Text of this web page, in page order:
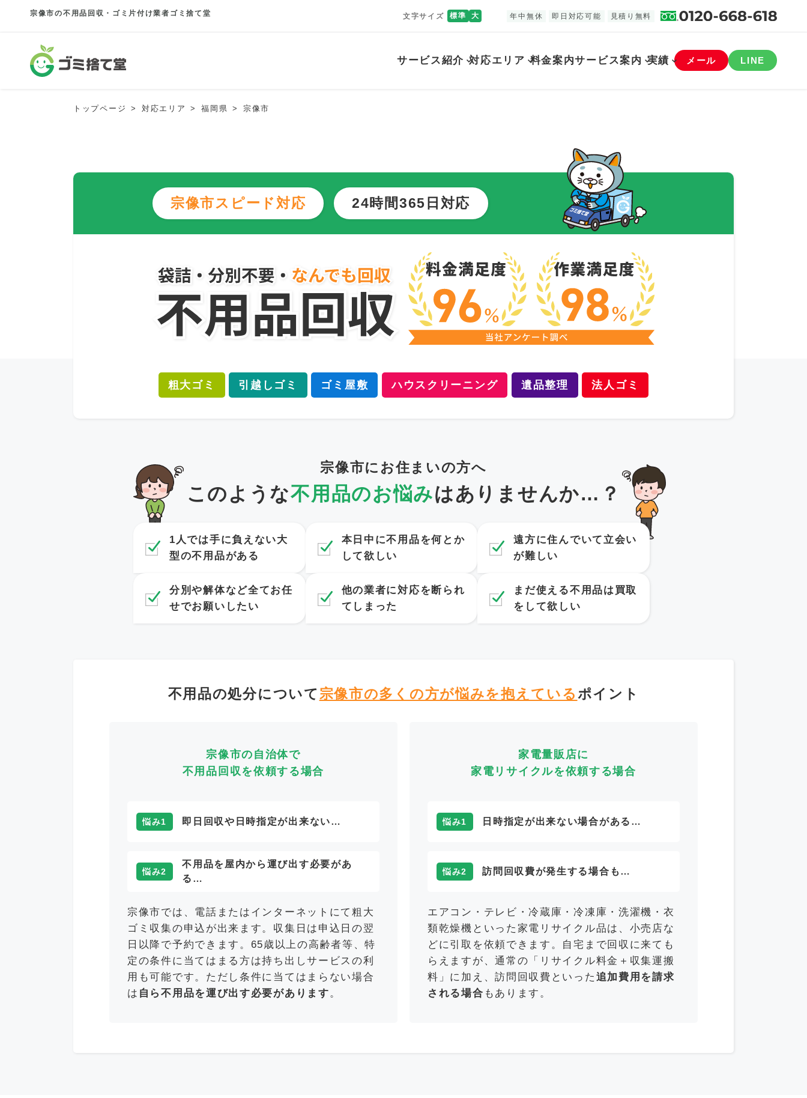
宗像市の不用品回収・ゴミ片付け業者ゴミ捨て堂 文字サイズ 標準 大 年中無休 即日対応可能 見積り無料
サービス紹介 対応エリア 料金案内サービス案内 実績 メール LINE
トップページ 対応エリア 福岡県 宗像市
宗像市スピード対応 24時間365日対応
粗大ゴミ 引越しゴミ ゴミ屋敷 ハウスクリーニング 遺品整理 法人ゴミ
宗像市にお住まいの方へ
このような不用品のお悩みはありませんか…？
1人では手に負えない大
型の不用品がある
本日中に不用品を何とか
して欲しい
遠方に住んでいて立会い
が難しい
分別や解体など全てお任
せでお願いしたい
他の業者に対応を断られ
てしまった
まだ使える不用品は買取
をして欲しい
不用品の処分について宗像市の多くの方が悩みを抱えているポイント
宗像市の自治体で
不用品回収を依頼する場合
悩み1 即日回収や日時指定が出来ない…
悩み2
不用品を屋内から運び出す必要があ
る…
宗像市では、電話またはインターネットにて粗大
ゴミ収集の申込が出来ます。収集日は申込日の翌
日以降で予約できます。65歳以上の高齢者等、特
定の条件に当てはまる方は持ち出しサービスの利
用も可能です。ただし条件に当てはまらない場合
は 自ら不用品を運び出す必要があります 。
家電量販店に
家電リサイクルを依頼する場合
悩み1 日時指定が出来ない場合がある…
悩み2 訪問回収費が発生する場合も…
エアコン・テレビ・冷蔵庫・冷凍庫・洗濯機・衣
類乾燥機といった家電リサイクル品は、小売店な
どに引取を依頼できます。自宅まで回収に来ても
らえますが、通常の「リサイクル料金＋収集運搬
料」に加え、訪問回収費といった 追加費用を請求
される場合 もあります。